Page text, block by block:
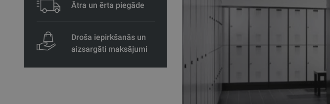
Ātra un ērta piegāde
Droša iepirkšanās un
aizsargāti maksājumi